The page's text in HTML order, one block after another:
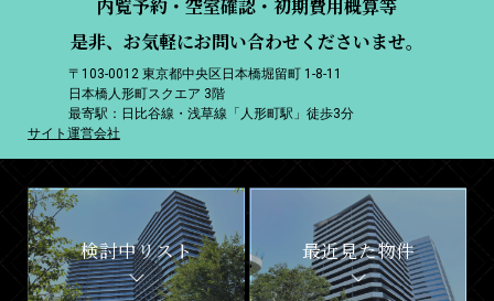
内覧予約・空室確認・初期費用概算等
是非、お気軽にお問い合わせくださいませ。
〒103-0012 東京都中央区日本橋堀留町 1-8-11
日本橋人形町スクエア 3階
最寄駅：日比谷線・浅草線「人形町駅」徒歩3分
サイト運営会社
検討中リスト 最近見た物件